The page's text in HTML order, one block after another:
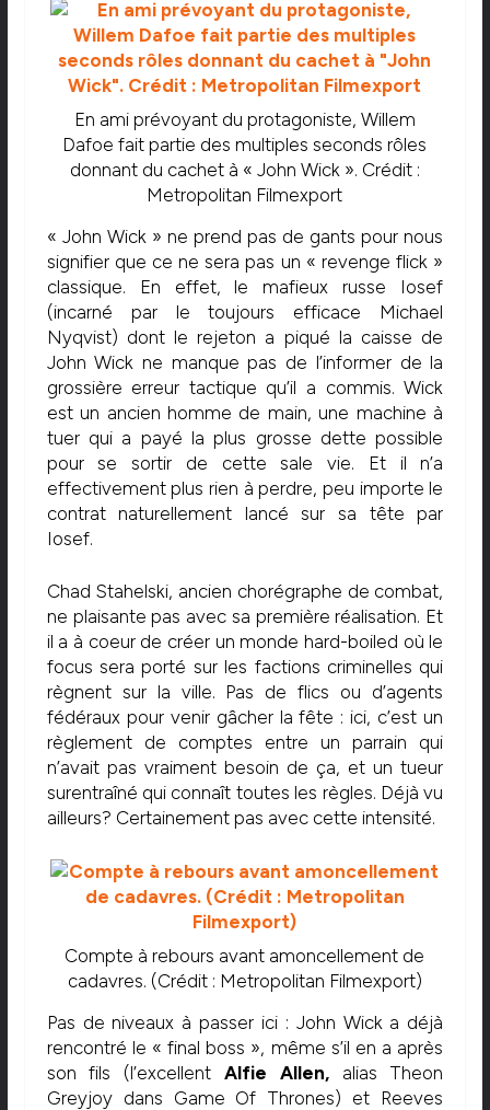
En ami prévoyant du protagoniste, Willem
Dafoe fait partie des multiples seconds rôles
donnant du cachet à « John Wick ». Crédit :
Metropolitan Filmexport
« John Wick » ne prend pas de gants pour nous
signifier que ce ne sera pas un « revenge flick »
classique. En effet, le mafieux russe Iosef
(incarné par le toujours efficace Michael
Nyqvist) dont le rejeton a piqué la caisse de
John Wick ne manque pas de l’informer de la
grossière erreur tactique qu’il a commis. Wick
est un ancien homme de main, une machine à
tuer qui a payé la plus grosse dette possible
pour se sortir de cette sale vie. Et il n’a
effectivement plus rien à perdre, peu importe le
contrat naturellement lancé sur sa tête par
Iosef.
Chad Stahelski, ancien chorégraphe de combat,
ne plaisante pas avec sa première réalisation. Et
il a à coeur de créer un monde hard-boiled où le
focus sera porté sur les factions criminelles qui
règnent sur la ville. Pas de flics ou d’agents
fédéraux pour venir gâcher la fête : ici, c’est un
règlement de comptes entre un parrain qui
n’avait pas vraiment besoin de ça, et un tueur
surentraîné qui connaît toutes les règles. Déjà vu
ailleurs? Certainement pas avec cette intensité.
Compte à rebours avant amoncellement de
cadavres. (Crédit : Metropolitan Filmexport)
Pas de niveaux à passer ici : John Wick a déjà
rencontré le « final boss », même s’il en a après
son fils (l’excellent Alfie Allen,alias Theon
Greyjoy dans Game Of Thrones) et Reeves